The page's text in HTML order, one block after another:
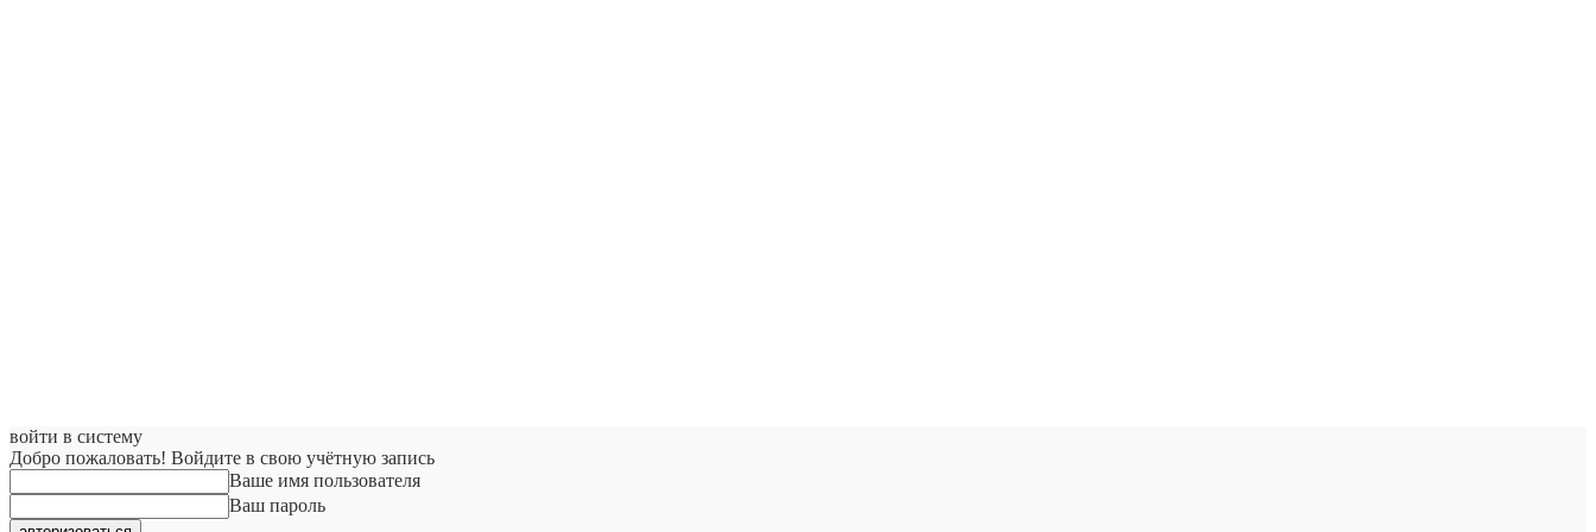
войти в систему
Добро пожаловать! Войдите в свою учётную запись
Ваше имя пользователя
Ваш пароль